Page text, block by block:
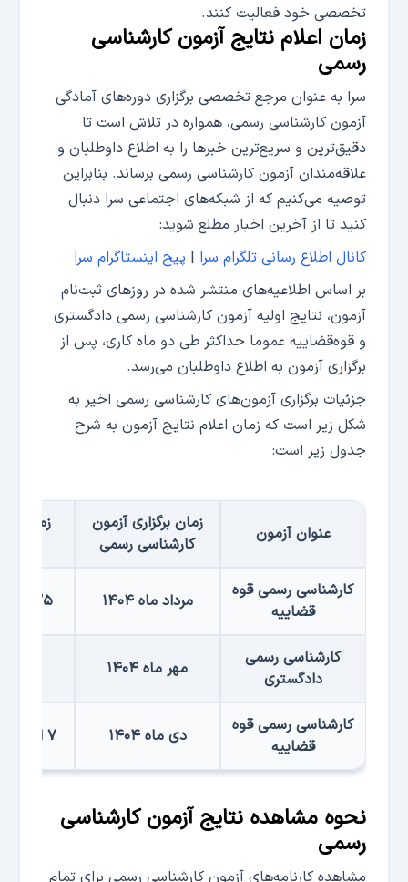
تخصصی خود فعالیت کنند.
زمان اعلام نتایج آزمون کارشناسی
رسمی
سرا به عنوان مرجع تخصصی برگزاری دوره‌های آمادگی
آزمون کارشناسی رسمی، همواره در تلاش است تا
دقیق‌ترین و سریع‌ترین خبرها را به اطلاع داوطلبان و
علاقه‌مندان آزمون کارشناسی رسمی برساند. بنابراین
توصیه می‌کنیم که از شبکه‌های اجتماعی سرا دنبال
کنید تا از آخرین اخبار مطلع شوید:
کانال اطلاع رسانی تلگرام سرا | پیج اینستاگرام سرا
بر اساس اطلاعیه‌های منتشر شده در روزهای ثبت‌نام
آزمون، نتایج اولیه آزمون کارشناسی رسمی دادگستری
و قوه‌قضاییه عموما حداکثر طی دو ماه کاری، پس از
برگزاری آزمون به اطلاع داوطلبان می‌رسد.
جزئیات برگزاری آزمون‌های کارشناسی رسمی اخیر به
شکل زیر است که زمان اعلام نتایج آزمون به شرح
جدول زیر است:
عنوان آزمون
زمان برگزاری آزمون
کارشناسی رسمی
زمان
کارشناسی رسمی قوه
قضاییه
مرداد ماه ۱۴۰۴ ۲۵ شهریور ۱۴۰۴
کارشناسی رسمی
دادگستری
مهر ماه ۱۴۰۴
کارشناسی رسمی قوه
قضاییه
دی ماه ۱۴۰۴ ۷ اردیبهشت ۱۴۰۵
نحوه مشاهده نتایج آزمون کارشناسی
رسمی
مشاهده کارنامه‌های آزمون کارشناسی رسمی برای تمام